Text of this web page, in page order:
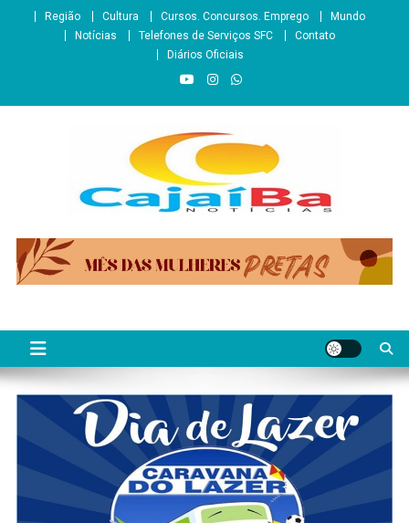
Região Cultura Cursos. Concursos. Emprego
Mundo
Notícias
Telefones de Serviços SFC
Contato
Diários Oficiais
CajaíbaNotícias